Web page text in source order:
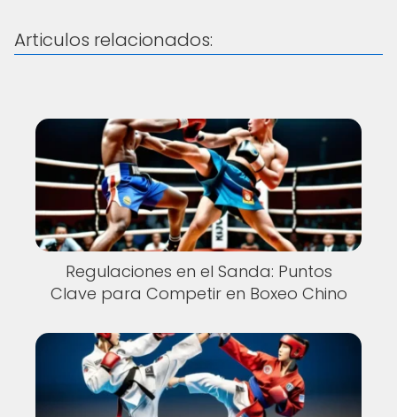
Articulos relacionados:
Regulaciones en el Sanda: Puntos
Clave para Competir en Boxeo Chino